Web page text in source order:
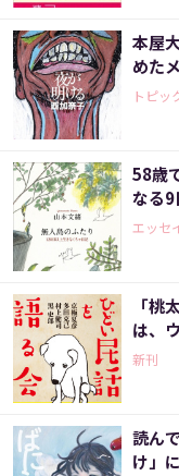
本屋
めた
トピッ
58歳
なる9
エッセ
「桃
は、
新刊
読ん
け」